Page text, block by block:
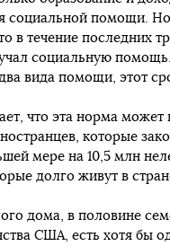
социальной помощи.
в течение последних
социальную
вида помощи, этот
что эта норма может
которые
мере на 10,5 млн
долго живут в
дома, в половине
США, есть хотя бы